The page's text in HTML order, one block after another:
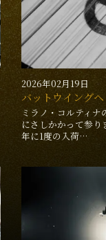
2026年02月19日
バットウイングヘ
ミラノ・コルティ
にさしかかって参
年に1度の入荷…